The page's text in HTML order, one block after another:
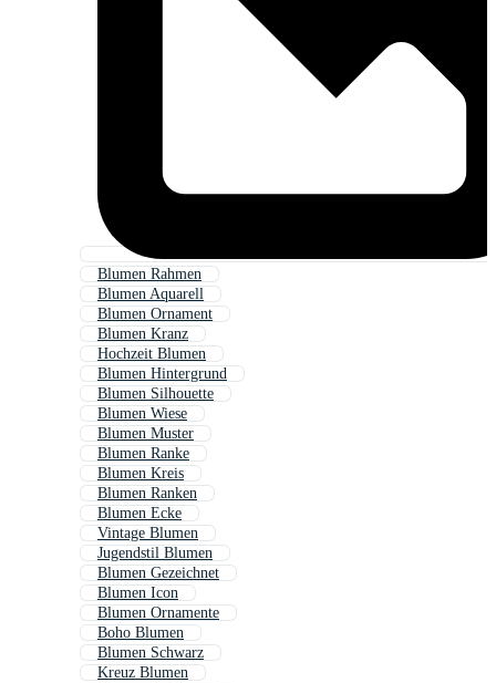
Blumen Rahmen
Blumen Aquarell
Blumen Ornament
Blumen Kranz
Hochzeit Blumen
Blumen Hintergrund
Blumen Silhouette
Blumen Wiese
Blumen Muster
Blumen Ranke
Blumen Kreis
Blumen Ranken
Blumen Ecke
Vintage Blumen
Jugendstil Blumen
Blumen Gezeichnet
Blumen Icon
Blumen Ornamente
Boho Blumen
Blumen Schwarz
Kreuz Blumen